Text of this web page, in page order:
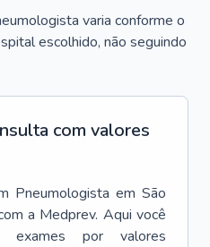
varia conforme o
escolhido, não seguindo
com valores
Pneumologista em São
a Medprev. Aqui você
exames por valores